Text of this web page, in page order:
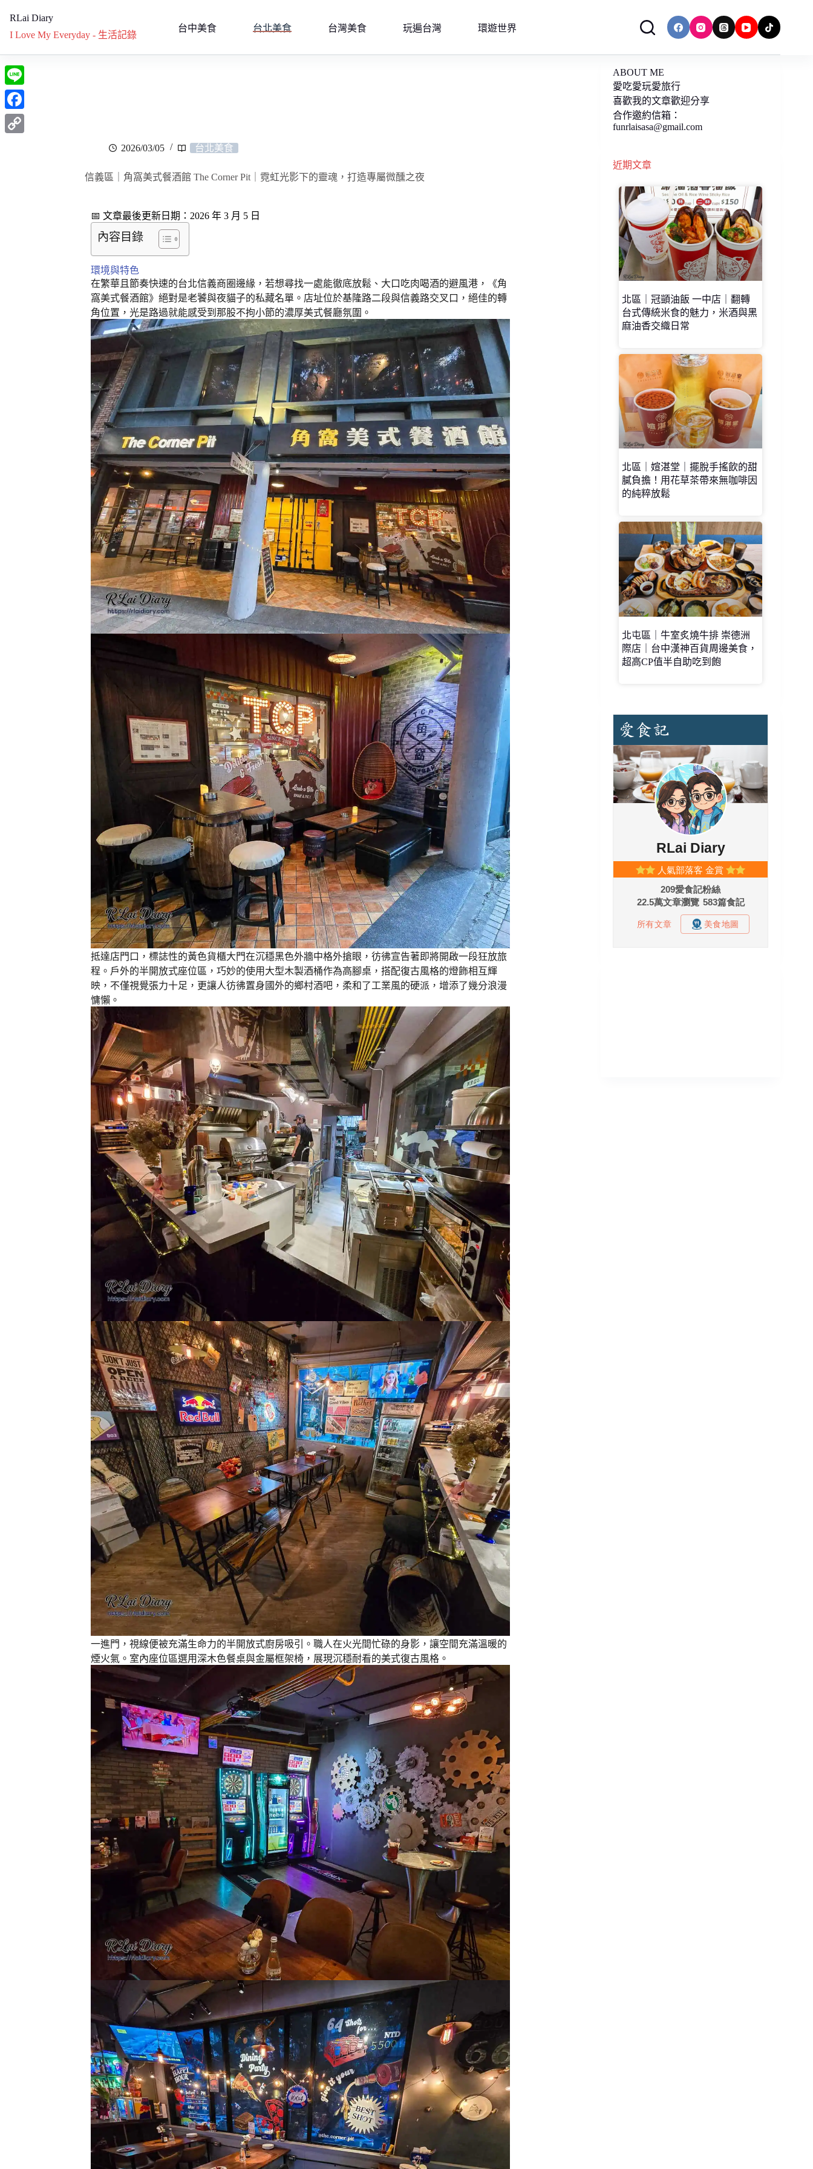
RLai Diary
I Love My Everyday - 生活記錄
台中美食 台北美食 台灣美食 玩遍台灣 環遊世界
2026/03/05 台北美食
信義區｜角窩美式餐酒館 The Corner Pit｜霓虹光影下的靈魂，打造專屬微醺之夜
📅 文章最後更新日期：2026 年 3 月 5 日
內容目錄
環境與特色
在繁華且節奏快速的台北信義商圈邊緣，若想尋找一處能徹底放鬆、大口吃肉喝酒的避風港，《角
窩美式餐酒館》絕對是老饕與夜貓子的私藏名單。店址位於基隆路二段與信義路交叉口，絕佳的轉
角位置，光是路過就能感受到那股不拘小節的濃厚美式餐廳氛圍。
抵達店門口，標誌性的黃色貨櫃大門在沉穩黑色外牆中格外搶眼，彷彿宣告著即將開啟一段狂放旅
程。戶外的半開放式座位區，巧妙的使用大型木製酒桶作為高腳桌，搭配復古風格的燈飾相互輝
映，不僅視覺張力十足，更讓人彷彿置身國外的鄉村酒吧，柔和了工業風的硬派，增添了幾分浪漫
慵懶。
一進門，視線便被充滿生命力的半開放式廚房吸引。職人在火光間忙碌的身影，讓空間充滿溫暖的
煙火氣。室內座位區選用深木色餐桌與金屬框架椅，展現沉穩耐看的美式復古風格。
ABOUT ME
愛吃愛玩愛旅行
喜歡我的文章歡迎分享
合作邀約信箱：
funrlaisasa@gmail.com
近期文章
北區｜冠顗油飯 一中店｜翻轉
台式傳統米食的魅力，米酒與黑
麻油香交織日常
北區｜媗湛堂｜擺脫手搖飲的甜
膩負擔！用花草茶帶來無咖啡因
的純粹放鬆
北屯區｜牛室炙燒牛排 崇德洲
際店｜台中漢神百貨周邊美食，
超高CP值半自助吃到飽
L
i
n
F